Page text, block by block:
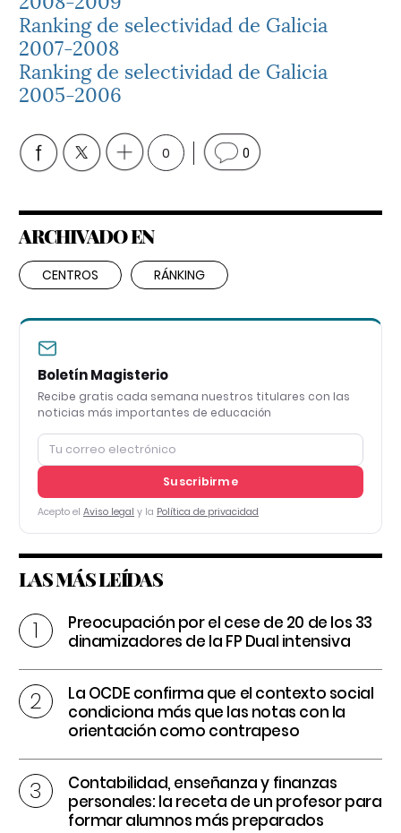
Ranking de selectividad de Galicia
2007-2008
Ranking de selectividad de Galicia
2005-2006
0 0
ARCHIVADO EN
CENTROS RÁNKING
Boletín Magisterio
Recibe gratis cada semana nuestros titulares con las
noticias más importantes de educación
Suscribirme
Acepto el Aviso legal y la Política de privacidad
LAS MÁS LEÍDAS
Preocupación por el cese de 20 de los 33
dinamizadores de la FP Dual intensiva
La OCDE confirma que el contexto social
condiciona más que las notas con la
orientación como contrapeso
Contabilidad, enseñanza y finanzas
personales: la receta de un profesor para
formar alumnos más preparados